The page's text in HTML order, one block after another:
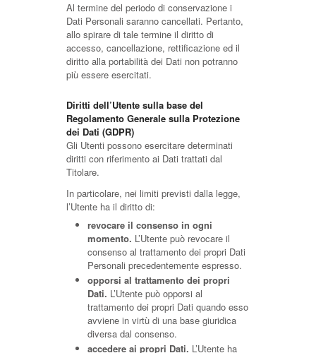
Al termine del periodo di conservazione i
Dati Personali saranno cancellati. Pertanto,
allo spirare di tale termine il diritto di
accesso, cancellazione, rettificazione ed il
diritto alla portabilità dei Dati non potranno
più essere esercitati.
Diritti dell’Utente sulla base del
Regolamento Generale sulla Protezione
dei Dati (GDPR)
Gli Utenti possono esercitare determinati
diritti con riferimento ai Dati trattati dal
Titolare.
In particolare, nei limiti previsti dalla legge,
l’Utente ha il diritto di:
revocare il consenso in ogni
momento. L’Utente può revocare il
consenso al trattamento dei propri Dati
Personali precedentemente espresso.
opporsi al trattamento dei propri
Dati. L’Utente può opporsi al
trattamento dei propri Dati quando esso
avviene in virtù di una base giuridica
diversa dal consenso.
accedere ai propri Dati. L’Utente ha